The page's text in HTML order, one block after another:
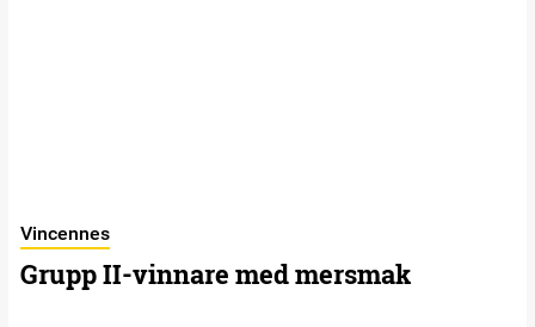
Vincennes
Grupp II-vinnare med mersmak